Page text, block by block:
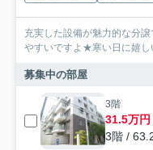
充実した設備が魅力的な分
やすいですよ★寒い日に嬉
募集中の部屋
3階
31.5万円
3階 /